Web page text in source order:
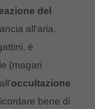
del
all’aria.
è
(magari
occultazione
bene di